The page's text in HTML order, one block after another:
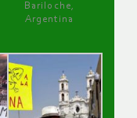
Bariloche,
Argentina